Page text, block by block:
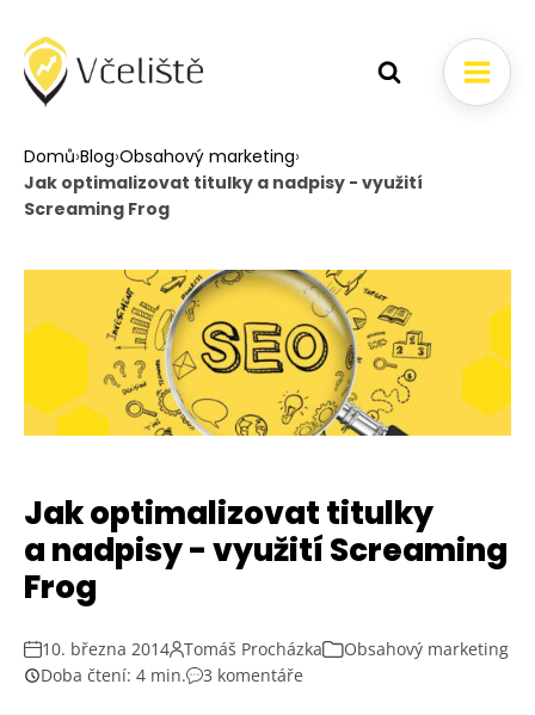
Domů›Blog›Obsahový marketing›
Jak optimalizovat titulky a nadpisy - využití
Screaming Frog
Jak optimalizovat titulky
a nadpisy - využití Screaming
Frog
10. března 2014 Tomáš Procházka
Obsahový marketing
Doba čtení: 4 min.
3 komentáře